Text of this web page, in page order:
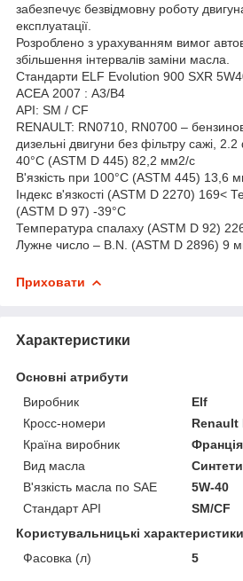
забезпечує безвідмовну роботу
експлуатації.
Розроблено з урахуванням вимог
збільшення інтервалів заміни масла.
Стандарти ELF Evolution 900 SXR
АСЕА 2007 : А3/В4
API: SM / CF
RENAULT: RN0710, RN0700 –
дизельні двигуни без фільтру сажі,
40°C (ASTM D 445) 82,2 мм2/с
В'язкість при 100°C (ASTM 445) 13,6
Індекс в'язкості (ASTM D 2270) 169<
(ASTM D 97) -39°C
Температура спалаху (ASTM D 92)
Лужне число – B.N. (ASTM D 2896) 9
Приховати
Характеристики
Основні атрибути
Виробник
Elf
Кросс-номери
Renault
Країна виробник
Франція
Вид масла
В'язкість масла по SAE
5W-40
Стандарт API
SM/CF
Користувальницькі характеристики
Фасовка (л)
5